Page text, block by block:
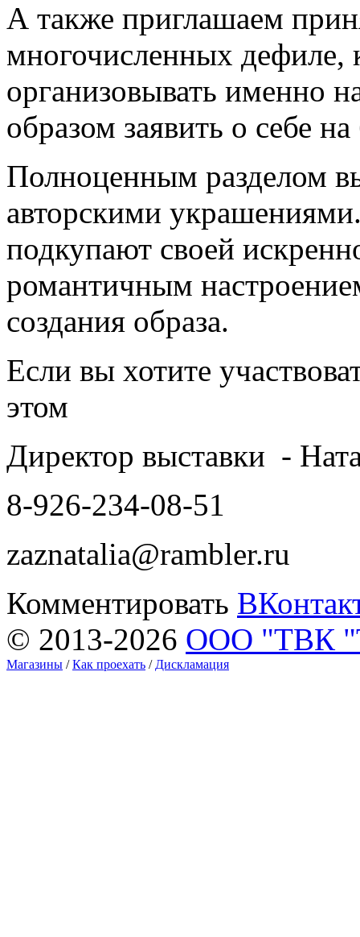
А также приглашаем
многочисленных дефиле,
организовывать именно
образом заявить о себе
Полноценным разделом
авторскими
подкупают своей
романтичным
создания образа.
Если вы хотите
этом
Директор выставки -
8-926-234-08-51
zaznatalia@rambler.ru
Комментировать
© 2013-2026 ООО "ТВК
Магазины /Как проехать / Дискламация